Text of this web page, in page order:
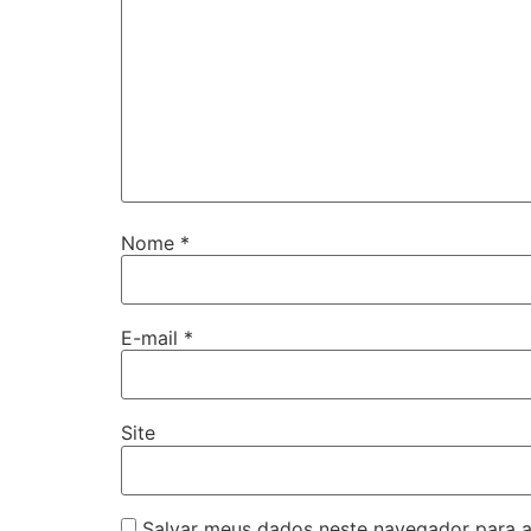
Nome *
E-mail *
Site